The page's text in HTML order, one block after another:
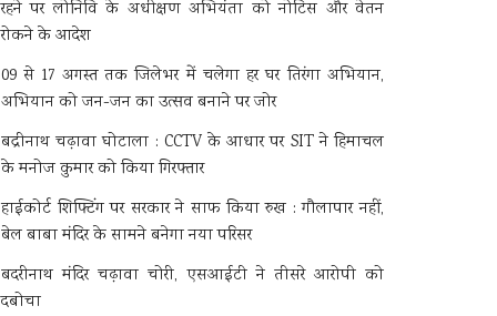
रहने पर लोनिवि के अधीक्षण अभियंता को नोटिस और वेतन
रोकने के आदेश
09 से 17 अगस्त तक जिलेभर में चलेगा हर घर तिरंगा अभियान,
अभियान को जन-जन का उत्सव बनाने पर जोर
बद्रीनाथ चढ़ावा घोटाला : CCTV के आधार पर SIT ने हिमाचल
के मनोज कुमार को किया गिरफ्तार
हाईकोर्ट शिफ्टिंग पर सरकार ने साफ किया रुख : गौलापार नहीं,
बेल बाबा मंदिर के सामने बनेगा नया परिसर
बदरीनाथ मंदिर चढ़ावा चोरी, एसआईटी ने तीसरे आरोपी को
दबोचा